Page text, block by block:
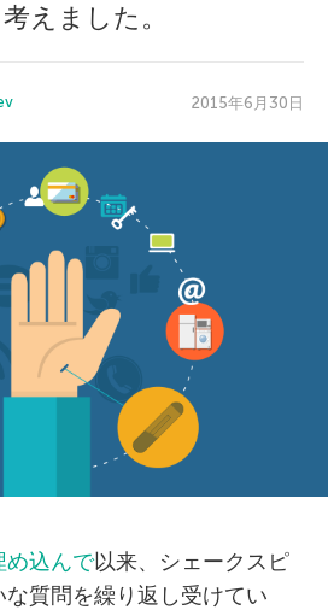
えました。
2015年6月30日
め込んで以来、シェークスピ
質問を繰り返し受けてい